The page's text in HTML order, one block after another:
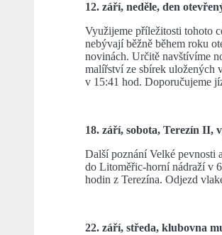
12. září, neděle, den
Využijeme příležitosti tohoto
nebývají běžně během roku
novinách. Určitě navštívíme
malířství ze sbírek uložených
v 15:41 hod. Doporučujeme
18. září, sobota, Terezín II,
Další poznání Velké pevnosti
do Litoměřic-horní nádraží v
hodin z Terezína. Odjezd
22. září, středa, klubovna